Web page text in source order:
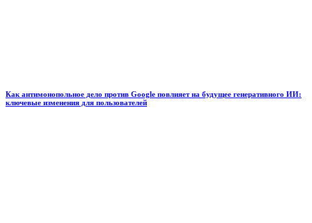
Как антимонопольное дело против Google повлияет на будущее генеративного ИИ:
ключевые изменения для пользователей